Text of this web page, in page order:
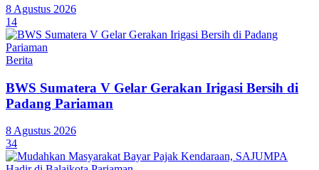
8 Agustus 2026
14
Berita
BWS Sumatera V Gelar Gerakan Irigasi Bersih di
Padang Pariaman
8 Agustus 2026
34